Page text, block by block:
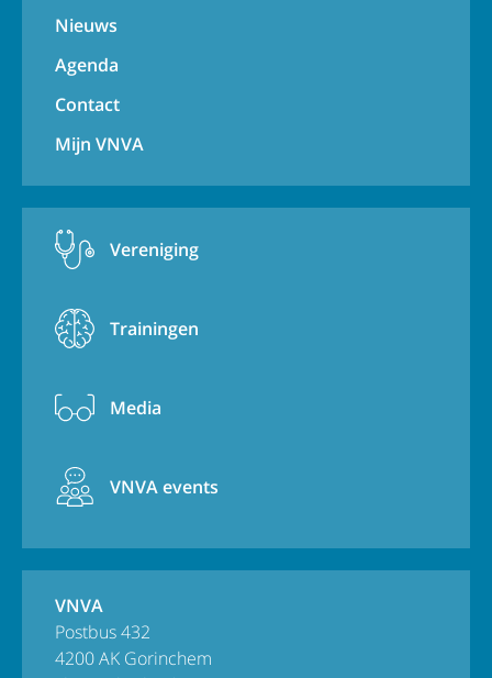
Nieuws
Agenda
Contact
Mijn VNVA
Vereniging
Trainingen
Media
VNVA events
VNVA
Postbus 432
4200 AK Gorinchem